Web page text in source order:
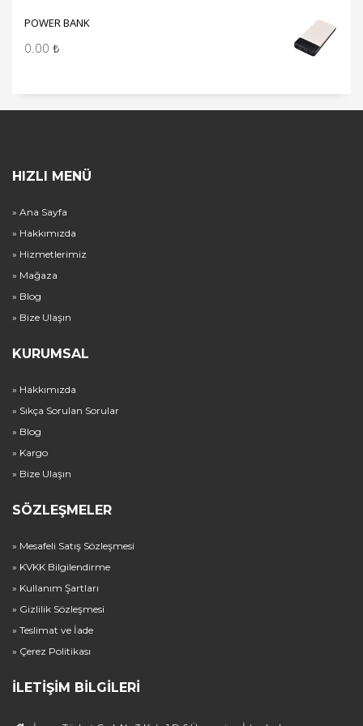
POWER BANK
0.00 ₺
HIZLI MENÜ
» Ana Sayfa
» Hakkımızda
» Hizmetlerimiz
» Mağaza
» Blog
» Bize Ulaşın
KURUMSAL
» Hakkımızda
» Sıkça Sorulan Sorular
» Blog
» Kargo
» Bize Ulaşın
SÖZLEŞMELER
» Mesafeli Satış Sözleşmesi
» KVKK Bilgilendirme
» Kullanım Şartları
» Gizlilik Sözleşmesi
» Teslimat ve İade
» Çerez Politikası
İLETIŞIM BILGILERI